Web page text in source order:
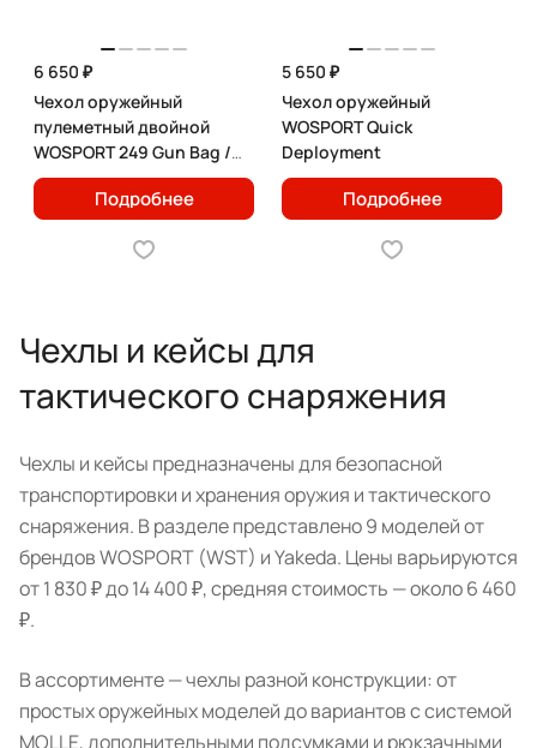
6 650 ₽
Чехол оружейный
пулеметный двойной
WOSPORT 249 Gun Bag /
115см
Подробнее
5 650 ₽
Чехол оружейный
WOSPORT Quick
Deployment
Подробнее
Чехлы и кейсы для
тактического снаряжения
Чехлы и кейсы предназначены для безопасной
транспортировки и хранения оружия и тактического
снаряжения. В разделе представлено 9 моделей от
брендов WOSPORT (WST) и Yakeda. Цены варьируются
от 1 830 ₽ до 14 400 ₽, средняя стоимость — около 6 460
₽.
В ассортименте — чехлы разной конструкции: от
простых оружейных моделей до вариантов с системой
MOLLE, дополнительными подсумками и рюкзачными